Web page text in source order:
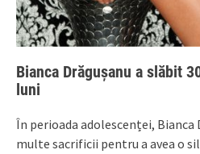
Bianca Drăgușanu a slăbit
luni
În perioada adolescenței,
multe sacrificii pentru a avea o